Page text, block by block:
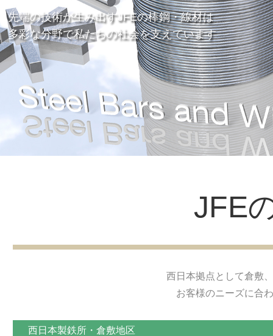
先端の技術が生み出すJFEの棒鋼・線材は
多彩な分野で私たちの社会を支えています
JFE
西日本拠点として倉敷
お客様のニーズに合
西日本製鉄所・倉敷地区